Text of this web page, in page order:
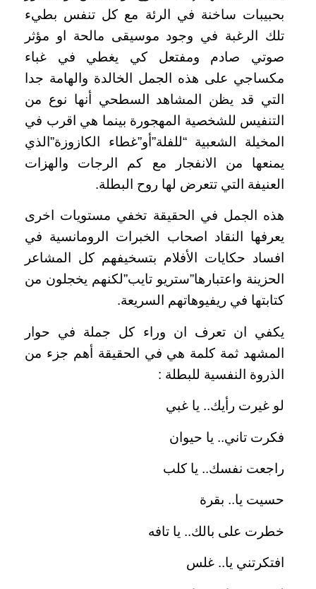
بحبيبات ساخنة في الرئة مع كل تنفس بطيء
تلك الرغبة في وجود موسيقى مالحة او مؤثر
صوتي صادم ومفتعل كي يغطي في غباء
مكساجي على هذه الجمل الخالدة والهامة جدا
التي قد يظن المشاهد السطحي أنها نوع من
التنفيس للشخصية المهجورة بينما هي اقرب في
المخيلة الشعبية “للفلة”أو”غطاء الكازوزة”الذي
يمنعها من الانفجار مع كم الرجات والهزات
العنيفة التي تتعرض لها روح البطلة.
هذه الجمل في الحقيقة تخفي مستويات اخرى
يعرفها النقاد اصحاب الخبرات الرومانسية في
افساد حكايات الأفلام بتسخيفهم كل المشاعر
الحزينة واعتبارها”ستريو تايب”لكنهم يخجلون من
كتابتها في ريفيوهاتهم السريعة.
يكفي ان تعرف ان وراء كل جملة في حوار
المشهد ثمة كلمة هي في الحقيقة أهم جزء من
الذروة النفسية للبطلة :
لو غيرت رأيك.. يا غبي
فكرت تاني.. يا حيوان
راجعت نفسك.. يا كلب
حسيت يا.. بقرة
خطرت على بالك.. يا تافه
افتكرتني يا.. غلس